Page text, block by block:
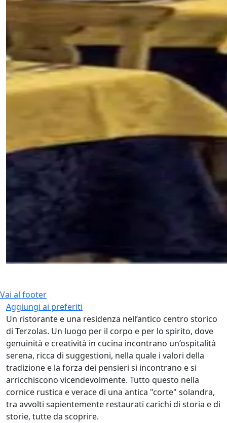
Vai al footer
Aggiungi ai preferiti
Un ristorante e una residenza nell’antico centro storico
di Terzolas. Un luogo per il corpo e per lo spirito, dove
genuinità e creatività in cucina incontrano un’ospitalità
serena, ricca di suggestioni, nella quale i valori della
tradizione e la forza dei pensieri si incontrano e si
arricchiscono vicendevolmente. Tutto questo nella
cornice rustica e verace di una antica "corte" solandra,
tra avvolti sapientemente restaurati carichi di storia e di
storie, tutte da scoprire.